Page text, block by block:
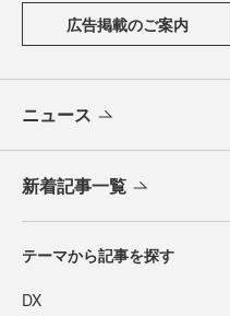
広告掲載のご案内
ニュース
新着記事一覧
テーマから記事を探す
DX